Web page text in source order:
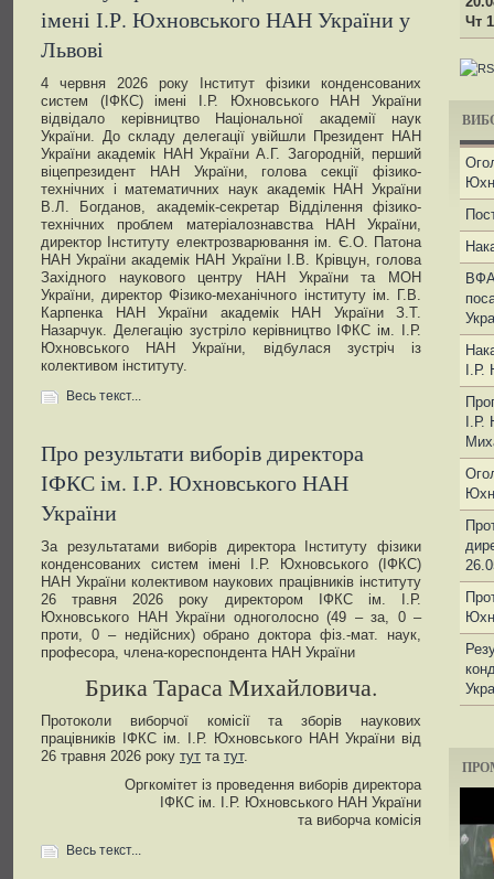
імені І.Р. Юхновського НАН України у
Львові
4 червня 2026 року Інститут фізики конденсованих
систем (ІФКС) імені І.Р. Юхновського НАН України
відвідало керівництво Національної академії наук
України. До складу делегації увійшли Президент НАН
України академік НАН України А.Г. Загородній, перший
віцепрезидент НАН України, голова секції фізико-
технічних і математичних наук академік НАН України
В.Л. Богданов, академік-секретар Відділення фізико-
технічних проблем матеріалознавства НАН України,
директор Інституту електрозварювання ім. Є.О. Патона
НАН України академік НАН України І.В. Крівцун, голова
Західного наукового центру НАН України та МОН
України, директор Фізико-механічного інституту ім. Г.В.
Карпенка НАН України академік НАН України З.Т.
Назарчук. Делегацію зустріло керівництво ІФКС ім. І.Р.
Юхновського НАН України, відбулася зустріч із
колективом інституту.
Весь текст...
Про результати виборів директора
ІФКС ім. І.Р. Юхновського НАН
України
За результатами виборів директора Інституту фізики
конденсованих систем імені І.Р. Юхновського (ІФКС)
НАН України колективом наукових працівників інституту
26 травня 2026 року директором ІФКС ім. І.Р.
Юхновського НАН України одноголосно (49 – за, 0 –
проти, 0 – недійсних) обрано доктора фіз.-мат. наук,
професора, члена-кореспондента НАН України
Брика Тараса Михайловича.
Протоколи виборчої комісії та зборів наукових
працівників ІФКС ім. І.Р. Юхновського НАН України від
26 травня 2026 року тут та тут.
Оргкомітет із проведення виборів директора
ІФКС ім. І.Р. Юхновського НАН України
та виборча комісія
Весь текст...
Чт
ВФА